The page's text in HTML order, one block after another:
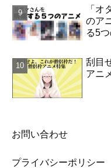
「オ
のア
る5
刮目
アニ
お問い合わせ
プライバシーポリシー